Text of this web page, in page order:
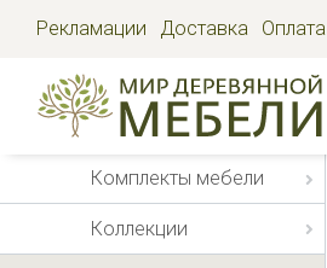
Рекламации Доставка Оплата
Комплекты мебели
Коллекции